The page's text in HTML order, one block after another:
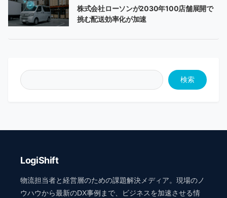
株式会社ローソンが2030年100店舗展開で
挑む配送効率化が加速
検索
LogiShift
物流担当者と経営層のための課題解決メディア。現場のノ
ウハウから最新のDX事例まで、ビジネスを加速させる情